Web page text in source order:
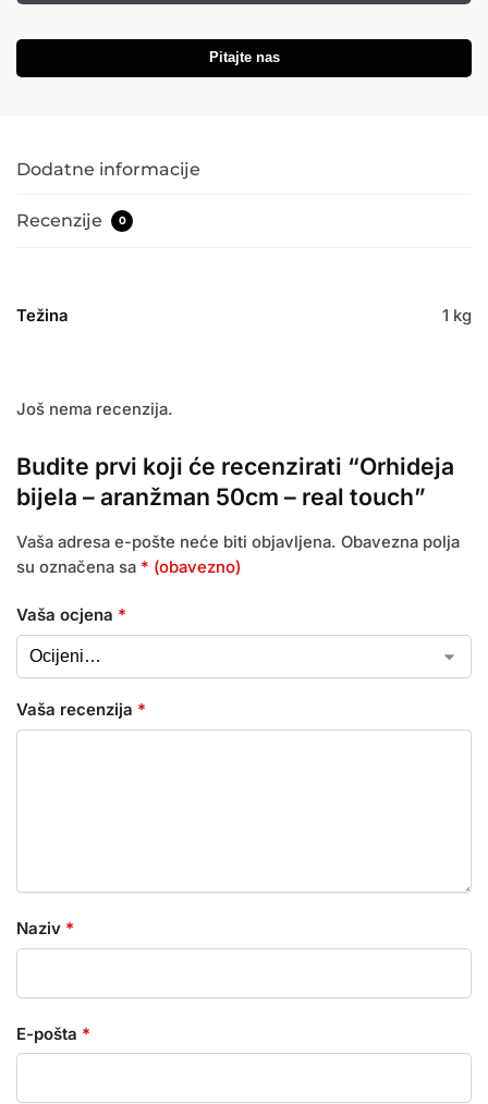
Pitajte nas
Dodatne informacije
Recenzije 0
Težina 1 kg
Još nema recenzija.
Budite prvi koji će recenzirati “Orhideja
bijela – aranžman 50cm – real touch”
Vaša adresa e-pošte neće biti objavljena. Obavezna polja
su označena sa * (obavezno)
Vaša ocjena *
Vaša recenzija *
Naziv *
E-pošta *